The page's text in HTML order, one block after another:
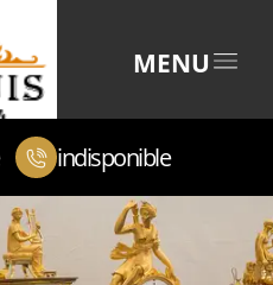
MENU
indisponible